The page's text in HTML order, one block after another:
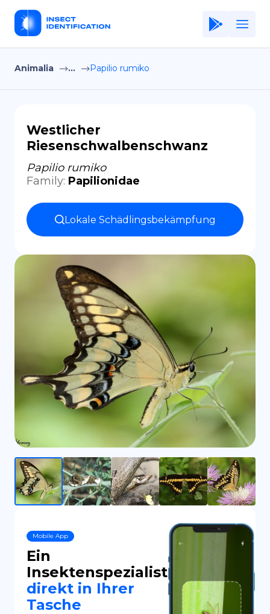
Home
Terms of Use
Privacy Policy
DE
EN
ES
Animalia ... Papilio rumiko
Westlicher
Riesenschwalbenschwanz
Papilio rumiko
Family: Papilionidae
Lokale Schädlingsbekämpfung
Mobile App
Ein
Insektenspezialist
direkt in Ihrer
Tasche